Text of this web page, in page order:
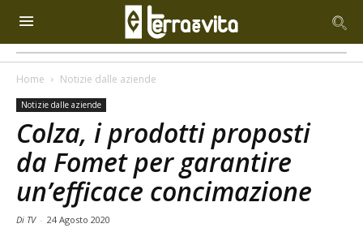
Home Notizie dalle aziende
Notizie dalle aziende
Colza, i prodotti proposti
da Fomet per garantire
un’efficace concimazione
Di TV - 24 Agosto 2020